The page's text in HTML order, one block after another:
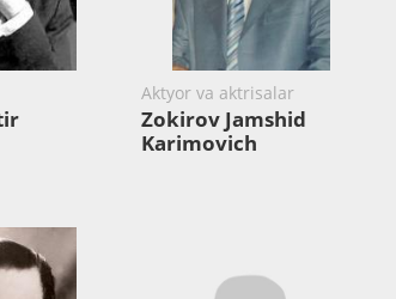
Aktyor va aktrisalar
Zokirov Jamshid
Karimovich